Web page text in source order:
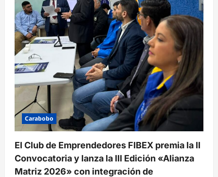
Carabobo
El Club de Emprendedores FIBEX premia la II
Convocatoria y lanza la III Edición «Alianza
Matriz 2026» con integración de